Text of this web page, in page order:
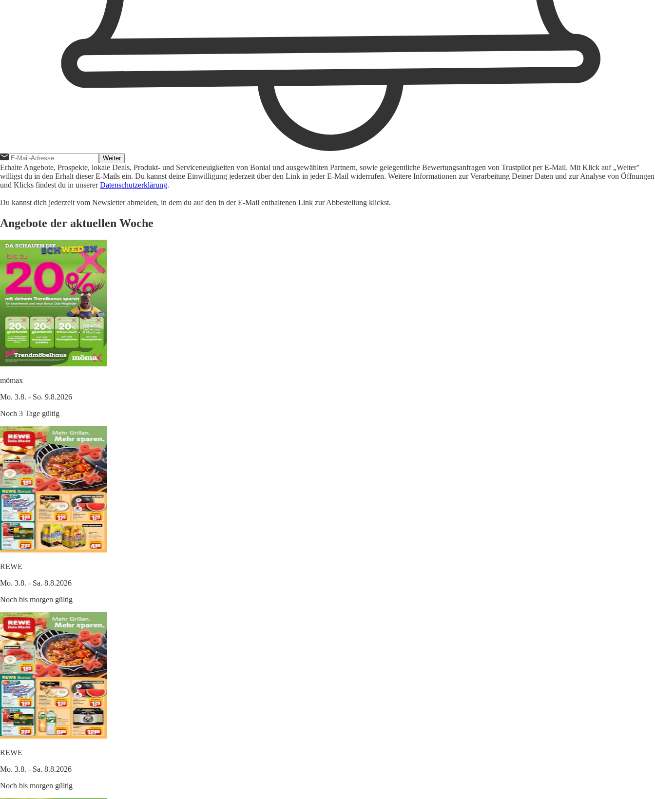
Weiter
Erhalte Angebote, Prospekte, lokale Deals, Produkt- und Serviceneuigkeiten von Bonial und ausgewählten Partnern, sowie gelegentliche Bewertungsanfragen von Trustpilot per E-Mail. Mit Klick auf „Weiter"
willigst du in den Erhalt dieser E-Mails ein. Du kannst deine Einwilligung jederzeit über den Link in jeder E-Mail widerrufen. Weitere Informationen zur Verarbeitung Deiner Daten und zur Analyse von Öffnungen
und Klicks findest du in unsererDatenschutzerklärung.
Du kannst dich jederzeit vom Newsletter abmelden, in dem du auf den in der E-Mail enthaltenen Link zur Abbestellung klickst.
Angebote der aktuellen Woche
mömax
Mo. 3.8. - So. 9.8.2026
Noch 3 Tage gültig
REWE
Mo. 3.8. - Sa. 8.8.2026
Noch bis morgen gültig
REWE
Mo. 3.8. - Sa. 8.8.2026
Noch bis morgen gültig